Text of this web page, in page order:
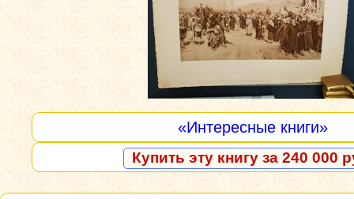
«Интересные книги»
Купить эту книгу за 240 000